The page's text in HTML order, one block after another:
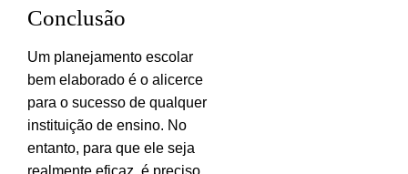
Conclusão
Um planejamento escolar
bem elaborado é o alicerce
para o sucesso de qualquer
instituição de ensino. No
entanto, para que ele seja
realmente eficaz, é preciso